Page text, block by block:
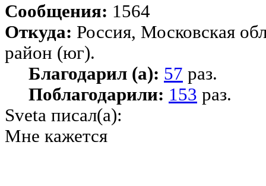
Сообщения: 1564
Откуда: Россия, Московская
район (юг).
Благодарил (а): 57 раз.
Поблагодарили: 153 раз.
Sveta писал(а):
Мне кажется